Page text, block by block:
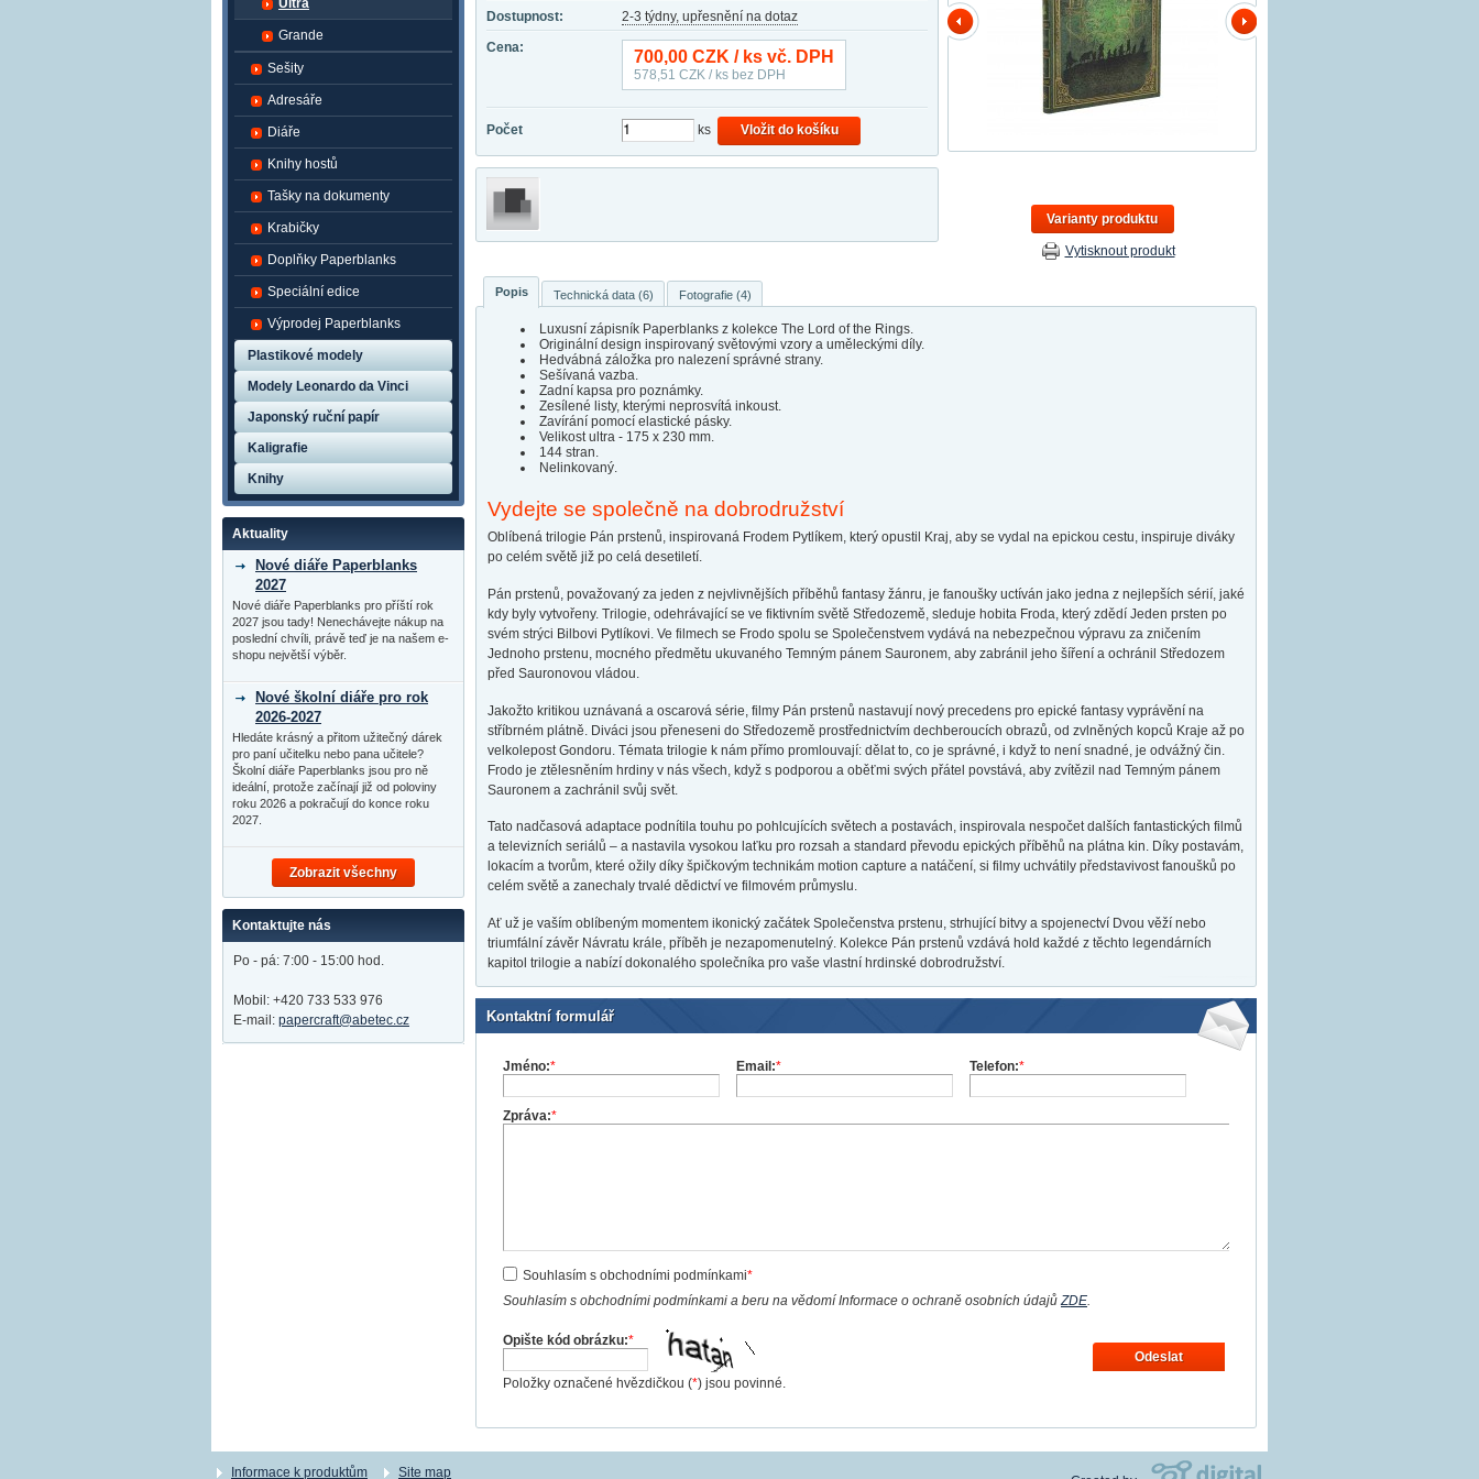
Dostupnost:
2-3 týdny, upřesnění na dotaz
Cena:
700,00 CZK / ks vč. DPH
578,51 CZK / ks bez DPH
Počet ks Vložit do košíku
Varianty produktu
Vytisknout produkt
Popis Technická data (6) Fotografie (4)
Luxusní zápisník Paperblanks z kolekce The Lord of the Rings.
Originální design inspirovaný světovými vzory a uměleckými díly.
Hedvábná záložka pro nalezení správné strany.
Sešívaná vazba.
Zadní kapsa pro poznámky.
Zesílené listy, kterými neprosvítá inkoust.
Zavírání pomocí elastické pásky.
Velikost ultra - 175 x 230 mm.
144 stran.
Nelinkovaný.
Vydejte se společně na dobrodružství
Oblíbená trilogie Pán prstenů, inspirovaná Frodem Pytlíkem, který opustil Kraj, aby se vydal na epickou cestu, inspiruje diváky
po celém světě již po celá desetiletí.
Pán prstenů, považovaný za jeden z nejvlivnějších příběhů fantasy žánru, je fanoušky uctíván jako jedna z nejlepších sérií, jaké
kdy byly vytvořeny. Trilogie, odehrávající se ve fiktivním světě Středozemě, sleduje hobita Froda, který zdědí Jeden prsten po
svém strýci Bilbovi Pytlíkovi. Ve filmech se Frodo spolu se Společenstvem vydává na nebezpečnou výpravu za zničením
Jednoho prstenu, mocného předmětu ukuvaného Temným pánem Sauronem, aby zabránil jeho šíření a ochránil Středozem
před Sauronovou vládou.
Jakožto kritikou uznávaná a oscarová série, filmy Pán prstenů nastavují nový precedens pro epické fantasy vyprávění na
stříbrném plátně. Diváci jsou přeneseni do Středozemě prostřednictvím dechberoucích obrazů, od zvlněných kopců Kraje až po
velkolepost Gondoru. Témata trilogie k nám přímo promlouvají: dělat to, co je správné, i když to není snadné, je odvážný čin.
Frodo je ztělesněním hrdiny v nás všech, když s podporou a oběťmi svých přátel povstává, aby zvítězil nad Temným pánem
Sauronem a zachránil svůj svět.
Tato nadčasová adaptace podnítila touhu po pohlcujících světech a postavách, inspirovala nespočet dalších fantastických filmů
a televizních seriálů – a nastavila vysokou laťku pro rozsah a standard převodu epických příběhů na plátna kin. Díky postavám,
lokacím a tvorům, které ožily díky špičkovým technikám motion capture a natáčení, si filmy uchvátily představivost fanoušků po
celém světě a zanechaly trvalé dědictví ve filmovém průmyslu.
Ať už je vaším oblíbeným momentem ikonický začátek Společenstva prstenu, strhující bitvy a spojenectví Dvou věží nebo
triumfální závěr Návratu krále, příběh je nezapomenutelný. Kolekce Pán prstenů vzdává hold každé z těchto legendárních
kapitol trilogie a nabízí dokonalého společníka pro vaše vlastní hrdinské dobrodružství.
Kontaktní formulář
Jméno:* Email:* Telefon:*
Zpráva:*
Souhlasím s obchodními podmínkami*
Souhlasím s obchodními podmínkami a beru na vědomí Informace o ochraně osobních údajůZDE.
Opište kód obrázku:*
Položky označené hvězdičkou (*) jsou povinné.
Odeslat
Ultra
Grande
Sešity
Adresáře
Diáře
Knihy hostů
Tašky na dokumenty
Krabičky
Doplňky Paperblanks
Speciální edice
Výprodej Paperblanks
Plastikové modely
Modely Leonardo da Vinci
Japonský ruční papír
Kaligrafie
Knihy
Aktuality
Nové diáře Paperblanks
2027
Nové diáře Paperblanks pro příští rok
2027 jsou tady! Nenechávejte nákup na
poslední chvíli, právě teď je na našem e-
shopu největší výběr.
Nové školní diáře pro rok
2026-2027
Hledáte krásný a přitom užitečný dárek
pro paní učitelku nebo pana učitele?
Školní diáře Paperblanks jsou pro ně
ideální, protože začínají již od poloviny
roku 2026 a pokračují do konce roku
2027.
Zobrazit všechny
Kontaktujte nás
Po - pá: 7:00 - 15:00 hod.
Mobil: +420 733 533 976
E-mail: papercraft@abetec.cz
Informace k produktům Site map